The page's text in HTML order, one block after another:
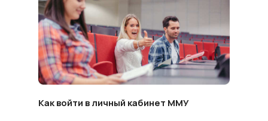
Как войти в личный кабинет ММУ